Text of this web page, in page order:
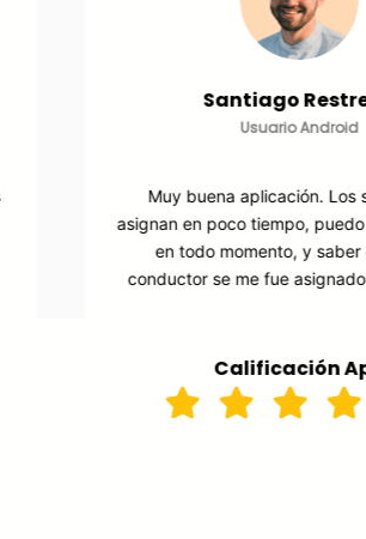
Pablo » Megaplex
Usuario Android
Una aplicación excelente e
recomendable